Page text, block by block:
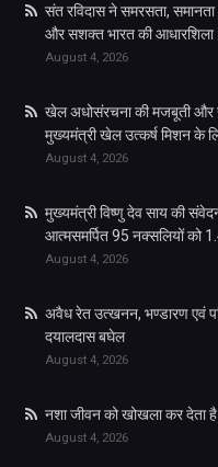
संत रविदास ने समरसता, समानता
और सशक्त भारत की आधारशिला
August 4, 2026
खेल अधोसंरचना की मजबूती और
मुख्यमंत्री खेल उत्कर्ष मिशन के
August 4, 2026
मुख्यमंत्री विष्णु देव साय की
आत्मसमर्पित 95 नक्सलियों को
August 4, 2026
अवैध रेत उत्खनन, भण्डारण एवं
दयालदास बघेल
August 4, 2026
नशा जीवन को खोखला कर देता
August 4, 2026